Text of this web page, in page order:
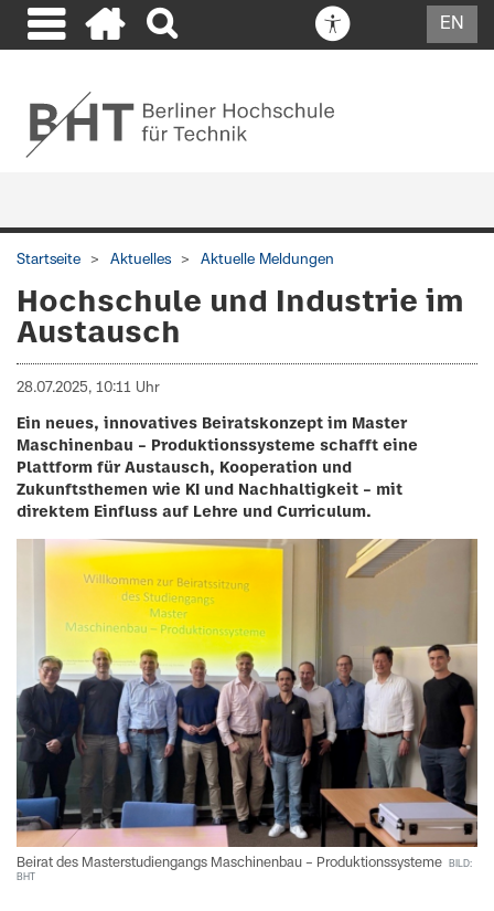
EN
Startseite Aktuelles Aktuelle Meldungen
Hochschule und Industrie im
Austausch
28.07.2025, 10:11 Uhr
Ein neues, innovatives Beiratskonzept im Master
Maschinenbau – Produktionssysteme schafft eine
Plattform für Austausch, Kooperation und
Zukunftsthemen wie KI und Nachhaltigkeit – mit
direktem Einfluss auf Lehre und Curriculum.
Beirat des Masterstudiengangs Maschinenbau – Produktionssysteme
BILD:
BHT